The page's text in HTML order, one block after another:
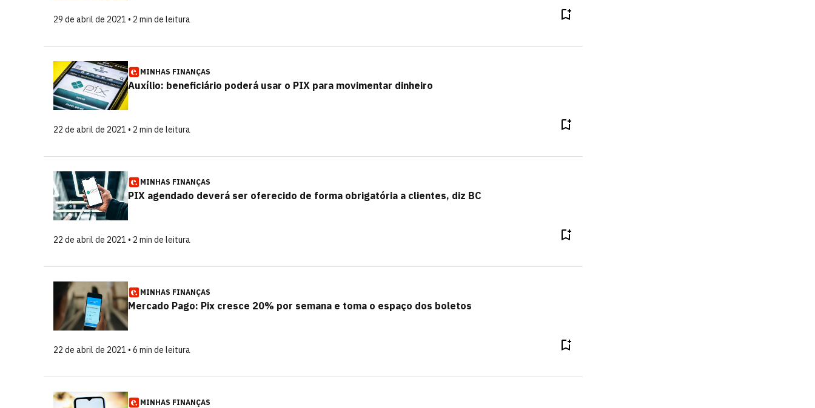
29 de abril de 2021 • 2 min de leitura
MINHAS FINANÇAS
Auxílio: beneficiário poderá usar o PIX para movimentar dinheiro
22 de abril de 2021 • 2 min de leitura
MINHAS FINANÇAS
PIX agendado deverá ser oferecido de forma obrigatória a clientes, diz BC
22 de abril de 2021 • 2 min de leitura
MINHAS FINANÇAS
Mercado Pago: Pix cresce 20% por semana e toma o espaço dos boletos
22 de abril de 2021 • 6 min de leitura
MINHAS FINANÇAS